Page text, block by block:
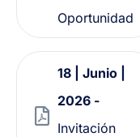
Oportunidad
18 | Junio |
2026 -
Invitación